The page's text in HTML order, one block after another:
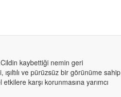
kaybettiği nemin geri
ışıltılı ve pürüzsüz bir görünüme sahip
karşı korunmasına yarımcı